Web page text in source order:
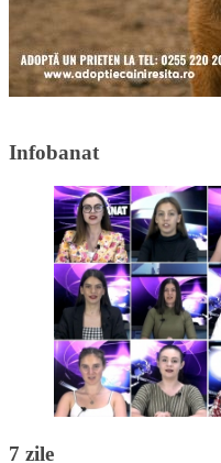
Infobanat
7 zile